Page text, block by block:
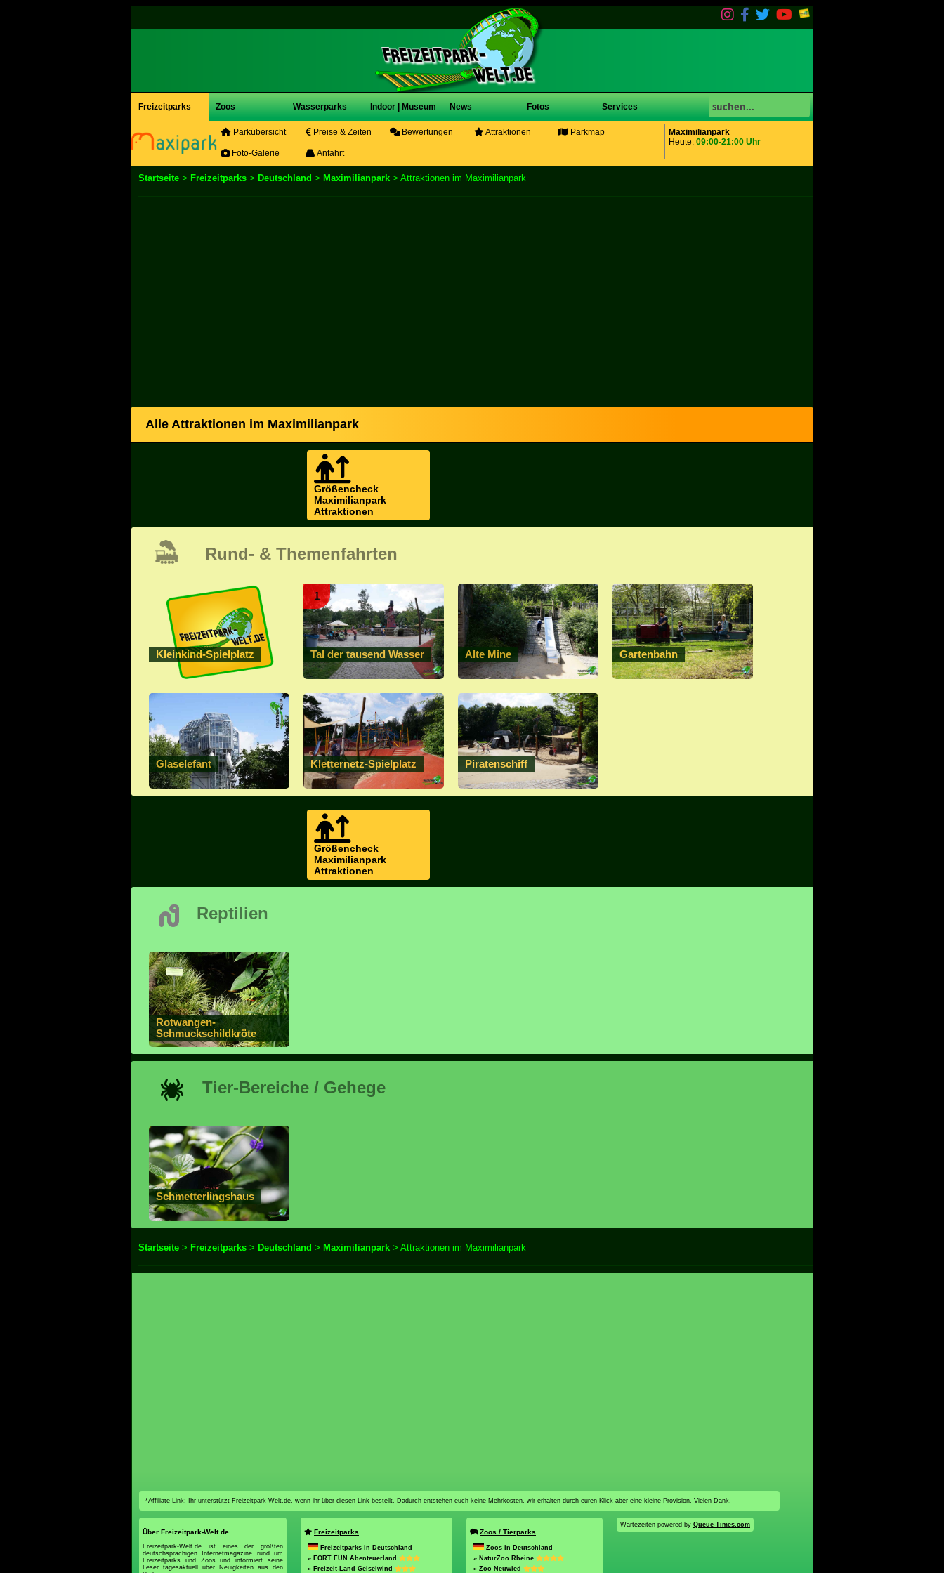
Freizeitparks Zoos Wasserparks Indoor | Museum News Fotos Services
Maximilianpark
Heute: 09:00-21:00 Uhr
Parkübersicht Preise & Zeiten Bewertungen Attraktionen Parkmap
Foto-Galerie Anfahrt
Startseite > Freizeitparks > Deutschland > Maximilianpark > Attraktionen im Maximilianpark
Alle Attraktionen im Maximilianpark
Größencheck
Maximilianpark
Attraktionen
Rund- & Themenfahrten
Kleinkind-Spielplatz
1
Tal der tausend Wasser Alte Mine Gartenbahn
Glaselefant Kletternetz-Spielplatz Piratenschiff
Größencheck
Maximilianpark
Attraktionen
Reptilien
Rotwangen-
Schmuckschildkröte
Tier-Bereiche / Gehege
Schmetterlingshaus
Startseite > Freizeitparks > Deutschland > Maximilianpark > Attraktionen im Maximilianpark
*Affiliate Link: Ihr unterstützt Freizeitpark-Welt.de, wenn ihr über diesen Link bestellt. Dadurch entstehen euch keine Mehrkosten, wir erhalten durch euren Klick aber eine kleine Provision. Vielen Dank.
Über Freizeitpark-Welt.de
Freizeitpark-Welt.de ist eines der größten
deutschsprachigen Internetmagazine rund um
Freizeitparks und Zoos und informiert seine
Leser tagesaktuell über Neuigkeiten aus den
Freizeitparks
Freizeitparks in Deutschland
» FORT FUN Abenteuerland
» Freizeit-Land Geiselwind
Zoos / Tierparks
Zoos in Deutschland
» NaturZoo Rheine
» Zoo Neuwied
Wartezeiten powered by Queue-Times.com